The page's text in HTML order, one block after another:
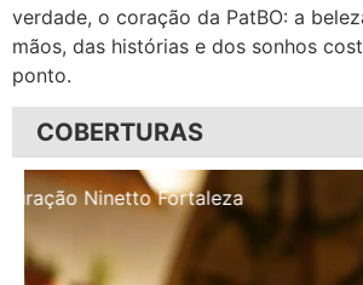
verdade, o coração da PatBO: a
mãos, das histórias e dos sonhos
ponto.
COBERTURAS
Inauguração Illa Café